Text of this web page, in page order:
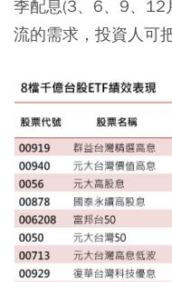
季配息(3、6、9、12
流的需求，投資人可